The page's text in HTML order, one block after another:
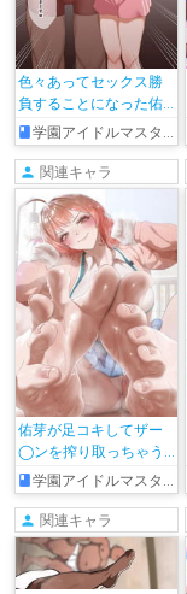
色々あってセックス勝
負することになった佑
芽ちゃん
学園アイドルマスター
関連キャラ
佑芽が足コキしてザー
◯ンを搾り取っちゃう
♡学園アイドルマスター
関連キャラ